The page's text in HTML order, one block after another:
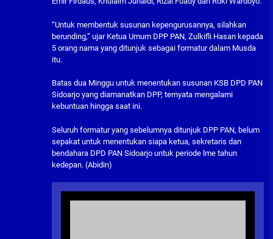
“Untuk membentuk susunan kepengurusannya, silahkan
berunding,” ujar Ketua Umum DPP PAN, Zulkifli Hasan kepada
5 orang nama yang ditunjuk sebagai formatur dalam Musda
itu.
Batas dua Minggu untuk menentukan susunan KSB DPD PAN
Sidoarjo yang diamanatkan DPP, ternyata mengalami
kebuntuan hingga saat ini.
Seluruh formatur yang sebelumnya ditunjuk DPP PAN, belum
sepakat untuk menentukan siapa ketua, sekretaris dan
bendahara DPD PAN Sidoarjo untuk periode lme tahun
kedepan. (Abidin)